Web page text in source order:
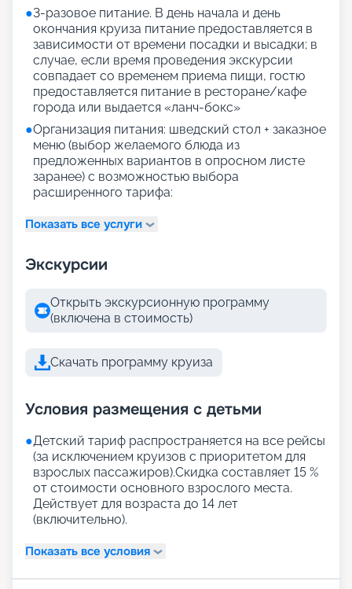
●3-разовое питание. В день начала и день
окончания круиза питание предоставляется в
зависимости от времени посадки и высадки; в
случае, если время проведения экскурсии
совпадает со временем приема пищи, гостю
предоставляется питание в ресторане/кафе
города или выдается «ланч-бокс»
●Организация питания: шведский стол + заказное
меню (выбор желаемого блюда из
предложенных вариантов в опросном листе
заранее) с возможностью выбора
расширенного тарифа:
Показать все услуги
Экскурсии
Открыть экскурсионную программу
(включена в стоимость)
Скачать программу круиза
Условия размещения с детьми
●Детский тариф распространяется на все рейсы
(за исключением круизов с приоритетом для
взрослых пассажиров).Скидка составляет 15 %
от стоимости основного взрослого места.
Действует для возраста до 14 лет
(включительно).
Показать все условия